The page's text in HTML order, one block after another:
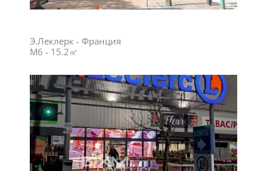
Э.Леклерк - Франция
M6 - 15.2㎡